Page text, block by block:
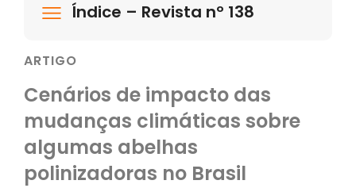
Índice – Revista nº 138
ARTIGO
Cenários de impacto das
mudanças climáticas sobre
algumas abelhas
polinizadoras no Brasil